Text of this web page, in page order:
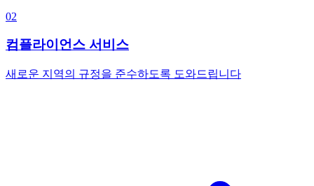
02
컴플라이언스 서비스
새로운 지역의 규정을 준수하도록 도와드립니다